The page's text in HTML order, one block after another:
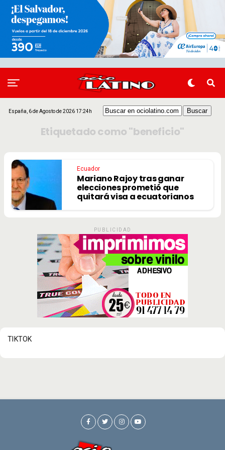
España, 6 de Agosto de 2026 17:24h
Etiquetado como "beneficio"
Ecuador
Mariano Rajoy tras ganar
elecciones prometió que
quitará visa a ecuatorianos
PUBLICIDAD
TIKTOK